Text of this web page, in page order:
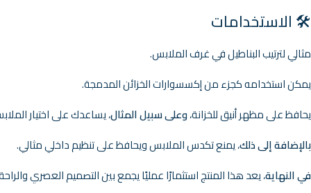
🛠️ الاستخدامات
مثالي لترتيب البناطيل في غرف الملابس.
يمكن استخدامه كجزء من إكسسوارات الخزائن المدمجة.
يحافظ على مظهر أنيق للخزانة،وعلى سبيل المثال، يساعدك على اختيار
بالإضافة إلى ذلك، يمنع تكدس الملابس ويحافظ على تنظيم داخلي مثالي.
في النهاية، يعد هذا المنتج استثمارًا عمليًا يجمع بين التصميم العصري